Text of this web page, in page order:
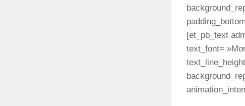
[et_pb_text
text_font=